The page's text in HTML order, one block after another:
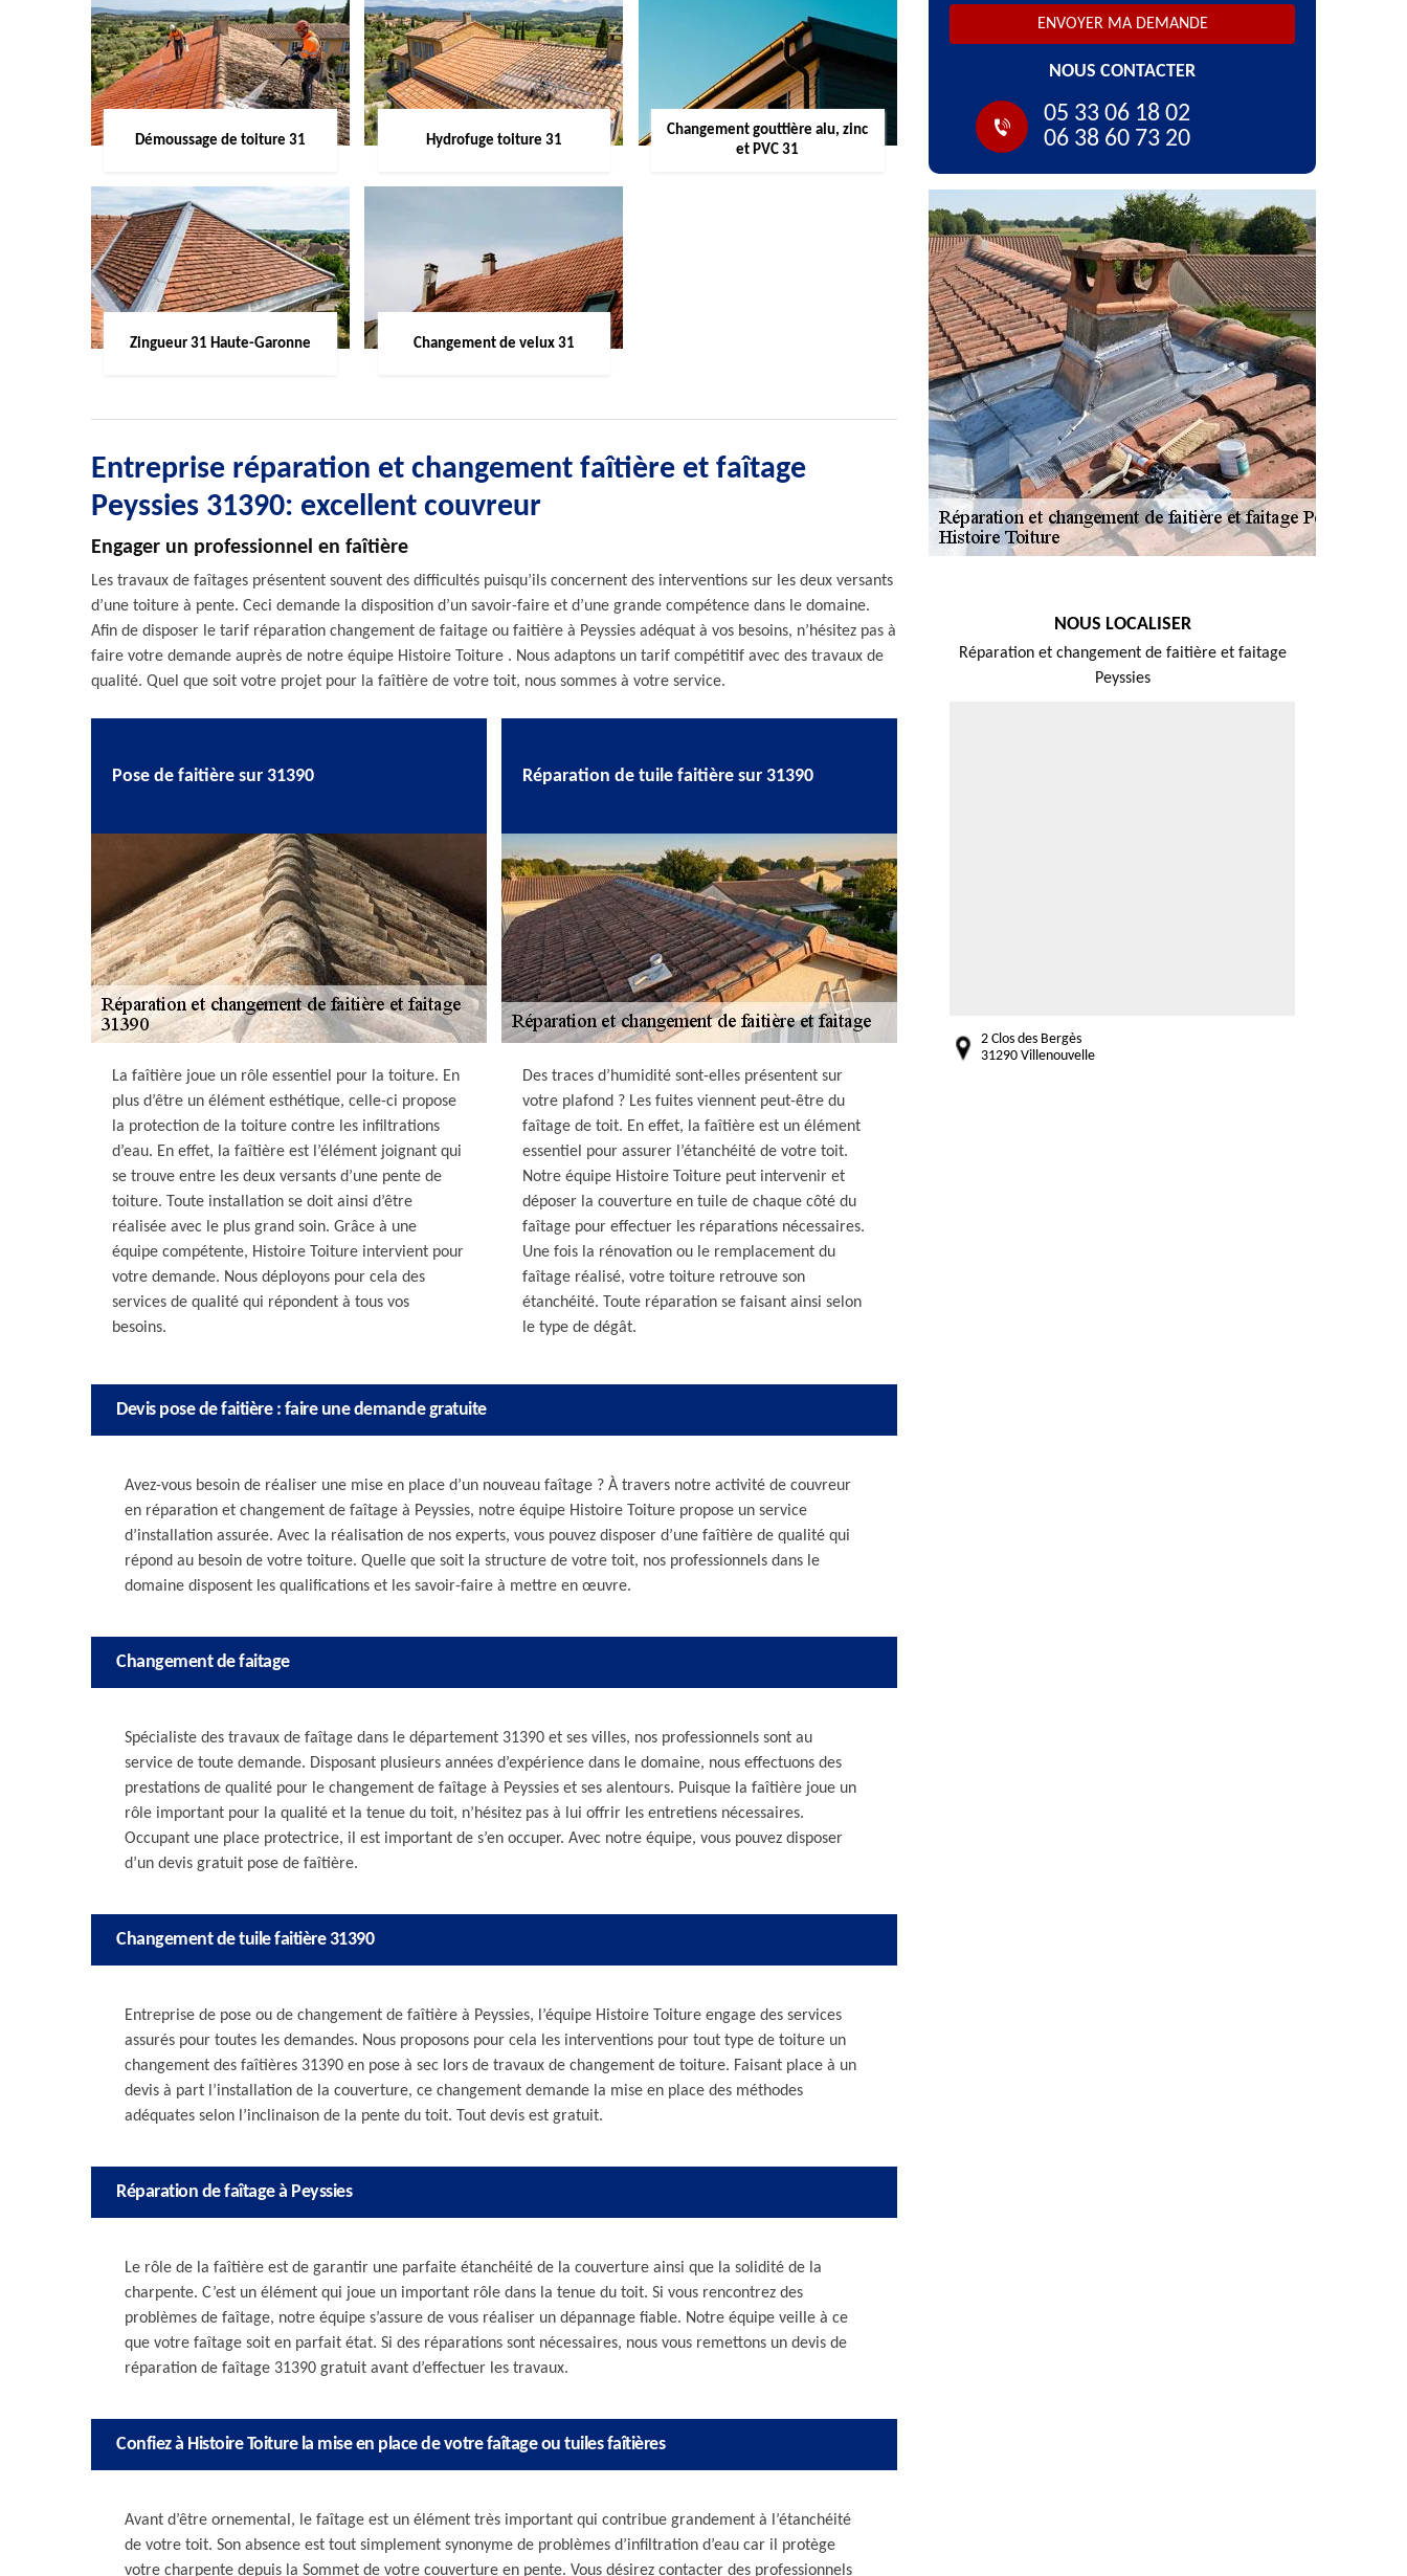
Démoussage de toiture 31 Hydrofuge toiture 31
Changement gouttière alu, zinc
et PVC 31
Zingueur 31 Haute-Garonne Changement de velux 31
Entreprise réparation et changement faîtière et faîtage
Peyssies 31390: excellent couvreur
Engager un professionnel en faîtière
Les travaux de faîtages présentent souvent des difficultés puisqu’ils concernent des interventions sur les deux versants
d’une toiture à pente. Ceci demande la disposition d’un savoir-faire et d’une grande compétence dans le domaine.
Afin de disposer le tarif réparation changement de faitage ou faitière à Peyssies adéquat à vos besoins, n’hésitez pas à
faire votre demande auprès de notre équipe Histoire Toiture . Nous adaptons un tarif compétitif avec des travaux de
qualité. Quel que soit votre projet pour la faîtière de votre toit, nous sommes à votre service.
Pose de faitière sur 31390
La faîtière joue un rôle essentiel pour la toiture. En
plus d’être un élément esthétique, celle-ci propose
la protection de la toiture contre les infiltrations
d’eau. En effet, la faîtière est l’élément joignant qui
se trouve entre les deux versants d’une pente de
toiture. Toute installation se doit ainsi d’être
réalisée avec le plus grand soin. Grâce à une
équipe compétente, Histoire Toiture intervient pour
votre demande. Nous déployons pour cela des
services de qualité qui répondent à tous vos
besoins.
Réparation de tuile faitière sur 31390
Des traces d’humidité sont-elles présentent sur
votre plafond ? Les fuites viennent peut-être du
faîtage de toit. En effet, la faîtière est un élément
essentiel pour assurer l’étanchéité de votre toit.
Notre équipe Histoire Toiture peut intervenir et
déposer la couverture en tuile de chaque côté du
faîtage pour effectuer les réparations nécessaires.
Une fois la rénovation ou le remplacement du
faîtage réalisé, votre toiture retrouve son
étanchéité. Toute réparation se faisant ainsi selon
le type de dégât.
Devis pose de faitière : faire une demande gratuite
Avez-vous besoin de réaliser une mise en place d’un nouveau faîtage ? À travers notre activité de couvreur
en réparation et changement de faîtage à Peyssies, notre équipe Histoire Toiture propose un service
d’installation assurée. Avec la réalisation de nos experts, vous pouvez disposer d’une faîtière de qualité qui
répond au besoin de votre toiture. Quelle que soit la structure de votre toit, nos professionnels dans le
domaine disposent les qualifications et les savoir-faire à mettre en œuvre.
Changement de faitage
Spécialiste des travaux de faîtage dans le département 31390 et ses villes, nos professionnels sont au
service de toute demande. Disposant plusieurs années d’expérience dans le domaine, nous effectuons des
prestations de qualité pour le changement de faîtage à Peyssies et ses alentours. Puisque la faîtière joue un
rôle important pour la qualité et la tenue du toit, n’hésitez pas à lui offrir les entretiens nécessaires.
Occupant une place protectrice, il est important de s’en occuper. Avec notre équipe, vous pouvez disposer
d’un devis gratuit pose de faîtière.
Changement de tuile faitière 31390
Entreprise de pose ou de changement de faîtière à Peyssies, l’équipe Histoire Toiture engage des services
assurés pour toutes les demandes. Nous proposons pour cela les interventions pour tout type de toiture un
changement des faîtières 31390 en pose à sec lors de travaux de changement de toiture. Faisant place à un
devis à part l’installation de la couverture, ce changement demande la mise en place des méthodes
adéquates selon l’inclinaison de la pente du toit. Tout devis est gratuit.
Réparation de faîtage à Peyssies
Le rôle de la faîtière est de garantir une parfaite étanchéité de la couverture ainsi que la solidité de la
charpente. C’est un élément qui joue un important rôle dans la tenue du toit. Si vous rencontrez des
problèmes de faîtage, notre équipe s’assure de vous réaliser un dépannage fiable. Notre équipe veille à ce
que votre faîtage soit en parfait état. Si des réparations sont nécessaires, nous vous remettons un devis de
réparation de faîtage 31390 gratuit avant d’effectuer les travaux.
Confiez à Histoire Toiture la mise en place de votre faîtage ou tuiles faîtières
Avant d’être ornemental, le faîtage est un élément très important qui contribue grandement à l’étanchéité
de votre toit. Son absence est tout simplement synonyme de problèmes d’infiltration d’eau car il protège
votre charpente depuis la Sommet de votre couverture en pente. Vous désirez contacter des professionnels
NOUS CONTACTER
05 33 06 18 02
06 38 60 73 20
NOUS LOCALISER
Réparation et changement de faitière et faitage
Peyssies
2 Clos des Bergès
31290 Villenouvelle